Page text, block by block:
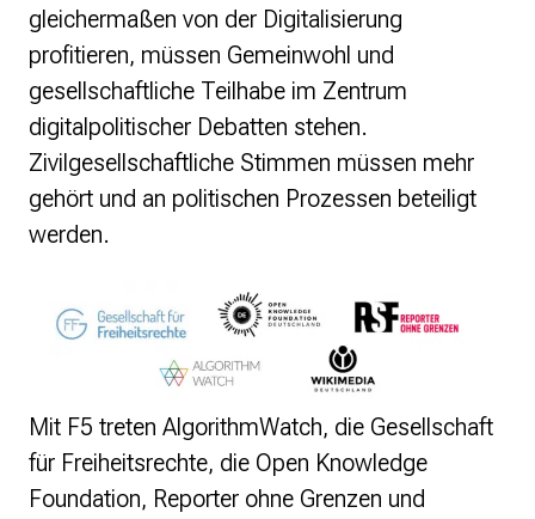
GLAM – Kultur- und Gedächtnisinstitutionen
Lizenzhinweisgenerator
Monsters of Law
Offene Kulturdaten
Projekt Technische Wünsche
re•shape
Wissen. Macht. Gerechtigkeit.
Zukunft D
Wikibase
MediaWiki
Wiktionary
Wikiversity
Wikivoyage
gleichermaßen von der Digitalisierung
profitieren, müssen Gemeinwohl und
gesellschaftliche Teilhabe im Zentrum
digitalpolitischer Debatten stehen.
Zivilgesellschaftliche Stimmen müssen mehr
gehört und an politischen Prozessen beteiligt
werden.
Mit F5 treten AlgorithmWatch, die Gesellschaft
für Freiheitsrechte, die Open Knowledge
Foundation, Reporter ohne Grenzen und